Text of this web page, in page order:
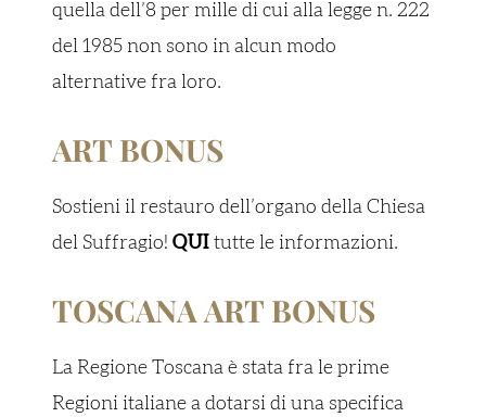
quella dell’8 per mille di cui alla legge n. 222
del 1985 non sono in alcun modo
alternative fra loro.
ART BONUS
Sostieni il restauro dell’organo della Chiesa
del Suffragio! QUI tutte le informazioni.
TOSCANA ART BONUS
La Regione Toscana è stata fra le prime
Regioni italiane a dotarsi di una specifica